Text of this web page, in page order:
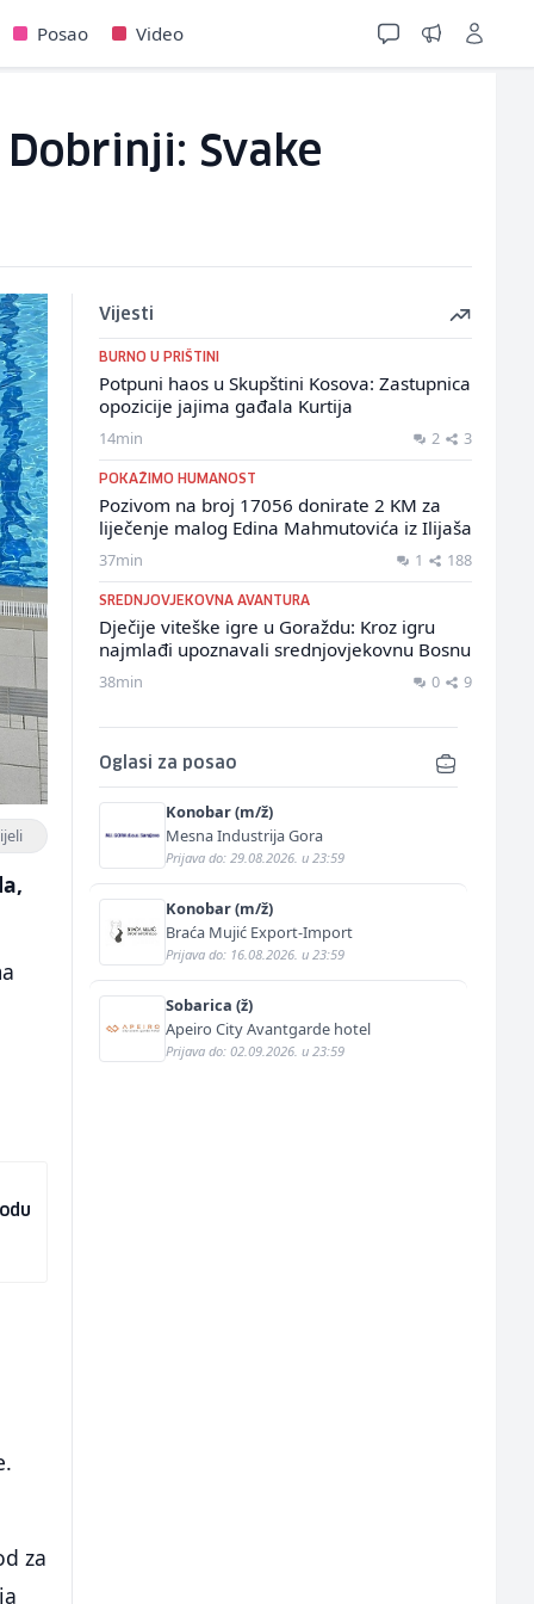
Posao Video
Svake
za
Vijesti
BURNO U PRIŠTINI
Potpuni haos u Skupštini Kosova: Zastupnica
opozicije jajima gađala Kurtija
14min 2 3
POKAŽIMO HUMANOST
Pozivom na broj 17056 donirate 2 KM za
liječenje malog Edina Mahmutovića iz Ilijaša
37min 1 188
SREDNJOVJEKOVNA AVANTURA
Dječije viteške igre u Goraždu: Kroz igru
najmlađi upoznavali srednjovjekovnu Bosnu
38min 0 9
Oglasi za posao
Konobar (m/ž)
Mesna Industrija Gora
Prijava do: 29.08.2026. u 23:59
Konobar (m/ž)
Braća Mujić Export-Import
Prijava do: 16.08.2026. u 23:59
Sobarica (ž)
Apeiro City Avantgarde hotel
Prijava do: 02.09.2026. u 23:59